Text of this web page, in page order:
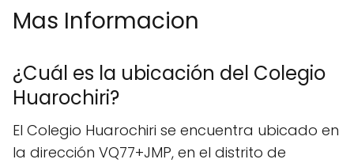
Mas Informacion
¿Cuál es la ubicación del Colegio
Huarochiri?
El Colegio Huarochiri se encuentra ubicado en
la dirección VQ77+JMP, en el distrito de